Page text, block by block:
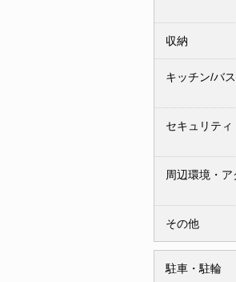
収納
キッチン/バ
セキュリティ
周辺環境・ア
その他
駐車・駐輪